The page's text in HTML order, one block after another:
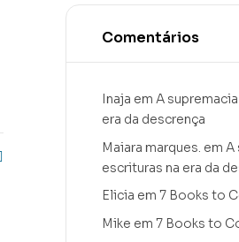
Comentários
Inaja em A
era da descrença
Maiara marques. em A
escrituras na era da
Elicia em 7 Books to
Mike em 7 Books to